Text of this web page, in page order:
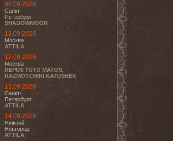
06.09.2026
Санкт-
Петербург
SHADOWMOOR
12.09.2026
Москва
ATTILA
12.09.2026
Москва
REPUS TUTO MATOS,
RAZMOTCHIKI KATUSHEK
13.09.2026
Санкт-
Петербург
ATTILA
14.09.2026
Нижний
Новгород
ATTILA